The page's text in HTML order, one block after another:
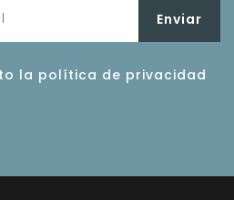
la política de privacidad